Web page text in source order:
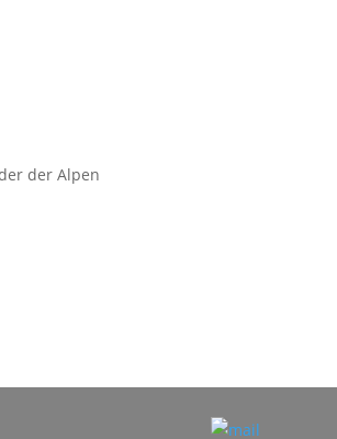
der Alpen